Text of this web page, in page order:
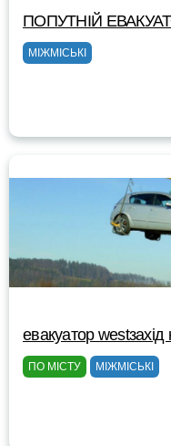
ПОПУТНІЙ
МІЖМІСЬКІ
евакуатор westзахід
ПО МІСТУ МІЖМІСЬКІ